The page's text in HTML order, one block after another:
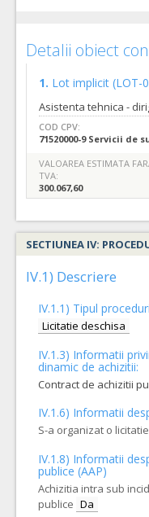
Detalii obiect
1. Lot implicit (LOT-
COD CPV:
71520000-9 Servicii de
VALOAREA ESTIMATA
TVA:
300.067,60
SECTIUNEA IV:
IV.1) Descriere
IV.1.1) Tipul
Licitatie deschisa
IV.1.3) Informatii
dinamic de achizitii:
Contract de achizitii
IV.1.6) Informatii
S-a organizat o
IV.1.8) Informatii
publice (AAP)
Achizitia intra sub
publice Da